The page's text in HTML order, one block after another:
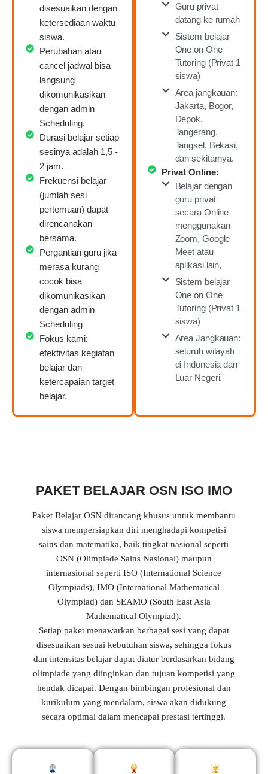
disesuaikan dengan
ketersediaan waktu
siswa.
Perubahan atau
cancel jadwal bisa
langsung
dikomunikasikan
dengan admin
Scheduling.
Durasi belajar setiap
sesinya adalah 1,5 -
2 jam.
Frekuensi belajar
(jumlah sesi
pertemuan) dapat
direncanakan
bersama.
Pergantian guru jika
merasa kurang
cocok bisa
dikomunikasikan
dengan admin
Scheduling
Fokus kami:
efektivitas kegiatan
belajar dan
ketercapaian target
belajar.
Guru privat
datang ke rumah
Sistem belajar
One on One
Tutoring (Privat 1
siswa)
Area jangkauan:
Jakarta, Bogor,
Depok,
Tangerang,
Tangsel, Bekasi,
dan sekitarnya.
Privat Online:
Belajar dengan
guru privat
secara Online
menggunakan
Zoom, Google
Meet atau
aplikasi lain,
Sistem belajar
One on One
Tutoring (Privat 1
siswa)
Area Jangkauan:
seluruh wilayah
di Indonesia dan
Luar Negeri.
PAKET BELAJAR OSN ISO IMO
Paket Belajar OSN dirancang khusus untuk membantu
siswa mempersiapkan diri menghadapi kompetisi
sains dan matematika, baik tingkat nasional seperti
OSN (Olimpiade Sains Nasional) maupun
internasional seperti ISO (International Science
Olympiads), IMO (International Mathematical
Olympiad) dan SEAMO (South East Asia
Mathematical Olympiad).
Setiap paket menawarkan berbagai sesi yang dapat
disesuaikan sesuai kebutuhan siswa, sehingga fokus
dan intensitas belajar dapat diatur berdasarkan bidang
olimpiade yang diinginkan dan tujuan kompetisi yang
hendak dicapai. Dengan bimbingan profesional dan
kurikulum yang mendalam, siswa akan didukung
secara optimal dalam mencapai prestasi tertinggi.